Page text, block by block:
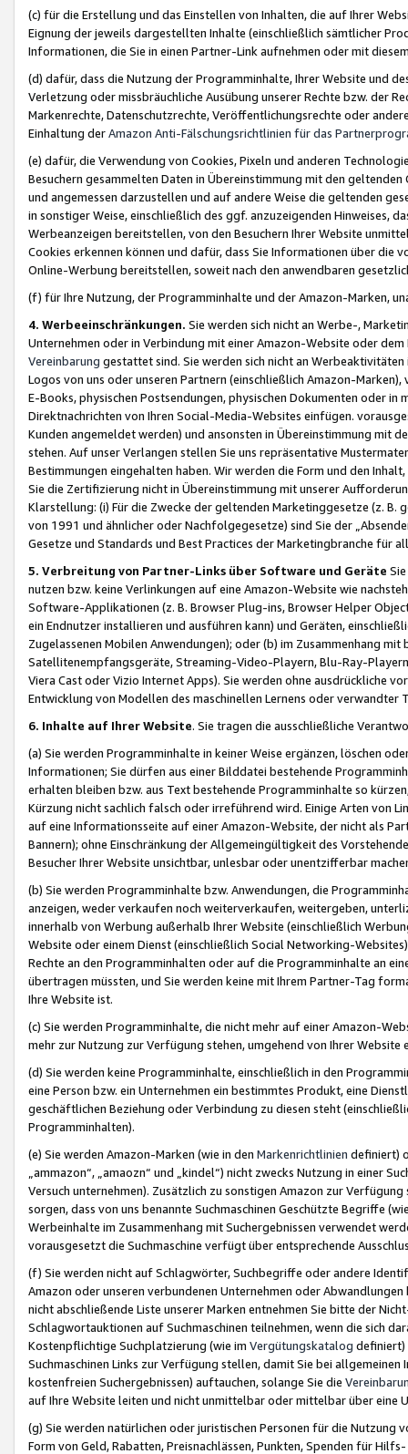
(c) für die Erstellung und das Einstellen von Inhalten, die auf Ihrer
Eignung der jeweils dargestellten Inhalte (einschließlich sämtlicher
Informationen, die Sie in einen Partner-Link aufnehmen oder mit
(d) dafür, dass die Nutzung der Programminhalte, Ihrer Website und
Verletzung oder missbräuchliche Ausübung unserer Rechte bzw. der
Markenrechte, Datenschutzrechte, Veröffentlichungsrechte oder
Einhaltung derAmazon Anti-Fälschungsrichtlinien für das
(e) dafür, die Verwendung von Cookies, Pixeln und anderen
Besuchern gesammelten Daten in Übereinstimmung mit den
und angemessen darzustellen und auf andere Weise die geltenden
in sonstiger Weise, einschließlich des ggf. anzuzeigenden Hinweises,
Werbeanzeigen bereitstellen, von den Besuchern Ihrer Website
Cookies erkennen können und dafür, dass Sie Informationen über die
Online-Werbung bereitstellen, soweit nach den anwendbaren
(f) für Ihre Nutzung, der Programminhalte und der Amazon-Marken,
4. Werbeeinschränkungen. Sie werden sich nicht an Werbe-,
Unternehmen oder in Verbindung mit einer Amazon-Website oder
Vereinbarung gestattet sind. Sie werden sich nicht an
Logos von uns oder unseren Partnern (einschließlich Amazon-
E-Books, physischen Postsendungen, physischen Dokumenten oder in
Direktnachrichten von Ihren Social-Media-Websites einfügen.
Kunden angemeldet werden) und ansonsten in Übereinstimmung mit
stehen. Auf unser Verlangen stellen Sie uns repräsentative
Bestimmungen eingehalten haben. Wir werden die Form und den
Sie die Zertifizierung nicht in Übereinstimmung mit unserer
Klarstellung: (i) Für die Zwecke der geltenden Marketinggesetze (z. B.
von 1991 und ähnlicher oder Nachfolgegesetze) sind Sie der
Gesetze und Standards und Best Practices der Marketingbranche für
5. Verbreitung von Partner-Links über Software und Geräte
nutzen bzw. keine Verlinkungen auf eine Amazon-Website wie
Software-Applikationen (z. B. Browser Plug-ins, Browser Helper
ein Endnutzer installieren und ausführen kann) und Geräten,
Zugelassenen Mobilen Anwendungen); oder (b) im Zusammenhang
Satellitenempfangsgeräte, Streaming-Video-Playern, Blu-Ray-
Viera Cast oder Vizio Internet Apps). Sie werden ohne ausdrückliche
Entwicklung von Modellen des maschinellen Lernens oder
6. Inhalte auf Ihrer Website. Sie tragen die ausschließliche
(a) Sie werden Programminhalte in keiner Weise ergänzen, löschen
Informationen; Sie dürfen aus einer Bilddatei bestehende
erhalten bleiben bzw. aus Text bestehende Programminhalte so
Kürzung nicht sachlich falsch oder irreführend wird. Einige Arten von
auf eine Informationsseite auf einer Amazon-Website, der nicht als
Bannern); ohne Einschränkung der Allgemeingültigkeit des
Besucher Ihrer Website unsichtbar, unlesbar oder unentzifferbar
(b) Sie werden Programminhalte bzw. Anwendungen, die
anzeigen, weder verkaufen noch weiterverkaufen, weitergeben,
innerhalb von Werbung außerhalb Ihrer Website (einschließlich
Website oder einem Dienst (einschließlich Social Networking-
Rechte an den Programminhalten oder auf die Programminhalte an
übertragen müssten, und Sie werden keine mit Ihrem Partner-Tag
Ihre Website ist.
(c) Sie werden Programminhalte, die nicht mehr auf einer Amazon-
mehr zur Nutzung zur Verfügung stehen, umgehend von Ihrer
(d) Sie werden keine Programminhalte, einschließlich in den
eine Person bzw. ein Unternehmen ein bestimmtes Produkt, eine
geschäftlichen Beziehung oder Verbindung zu diesen steht
Programminhalten).
(e) Sie werden Amazon-Marken (wie in den Markenrichtlinien definiert)
„ammazon“, „amaozn“ und „kindel“) nicht zwecks Nutzung in einer
Versuch unternehmen). Zusätzlich zu sonstigen Amazon zur
sorgen, dass von uns benannte Suchmaschinen Geschützte Begriffe
Werbeinhalte im Zusammenhang mit Suchergebnissen verwendet
vorausgesetzt die Suchmaschine verfügt über entsprechende
(f) Sie werden nicht auf Schlagwörter, Suchbegriffe oder andere
Amazon oder unseren verbundenen Unternehmen oder
nicht abschließende Liste unserer Marken entnehmen Sie bitte der
Schlagwortauktionen auf Suchmaschinen teilnehmen, wenn die sich
Kostenpflichtige Suchplatzierung (wie im Vergütungskatalog definiert)
Suchmaschinen Links zur Verfügung stellen, damit Sie bei
kostenfreien Suchergebnissen) auftauchen, solange Sie die
auf Ihre Website leiten und nicht unmittelbar oder mittelbar über eine
(g) Sie werden natürlichen oder juristischen Personen für die Nutzung
Form von Geld, Rabatten, Preisnachlässen, Punkten, Spenden für